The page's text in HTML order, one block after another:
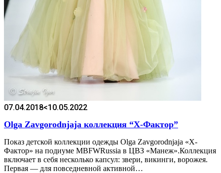
07.04.2018<10.05.2022
Olga Zavgorodnjaja коллекция “Х-Фактор”
Показ детской коллекции одежды Olga Zavgorodnjaja «Х-
Фактор» на подиуме MBFWRussia в ЦВЗ «Манеж».Коллекция
включает в себя несколько капсул: звери, викинги, ворожея.
Первая — для повседневной активной…